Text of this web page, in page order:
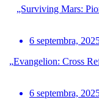
„Surviving Mars:
6 septembra,
„Evangelion: Cross
6 septembra,